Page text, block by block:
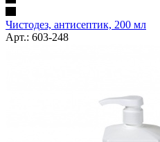
Чистодез, антисептик, 200 мл
Арт.: 603-248